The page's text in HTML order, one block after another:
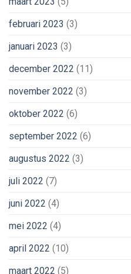
februari 2023 (3)
januari 2023 (3)
december 2022 (11)
november 2022 (3)
oktober 2022 (6)
september 2022 (6)
augustus 2022 (3)
juli 2022 (7)
juni 2022 (4)
mei 2022 (4)
april 2022 (10)
maart 2022 (5)